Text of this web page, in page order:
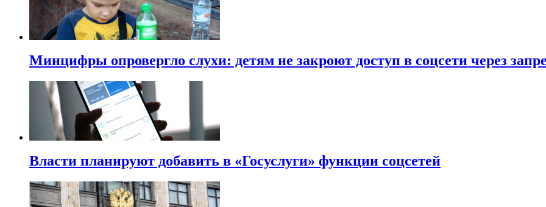
Минцифры опровергло слухи: детям не закроют доступ в соцсети через
Власти планируют добавить в «Госуслуги» функции соцсетей